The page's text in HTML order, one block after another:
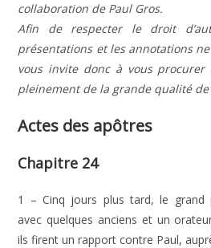
collaboration de Paul Gros.
Afin de respecter le droit
présentations et les annotations
vous invite donc à vous
pleinement de la grande qualité de
Actes des apôtres
Chapitre 24
1 – Cinq jours plus tard, le grand
avec quelques anciens et un
ils firent un rapport contre Paul,